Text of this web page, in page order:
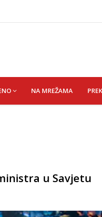
u smeće
mjesto i visoku
igrati protiv BiH
NA MREŽAMA
u Savjetu